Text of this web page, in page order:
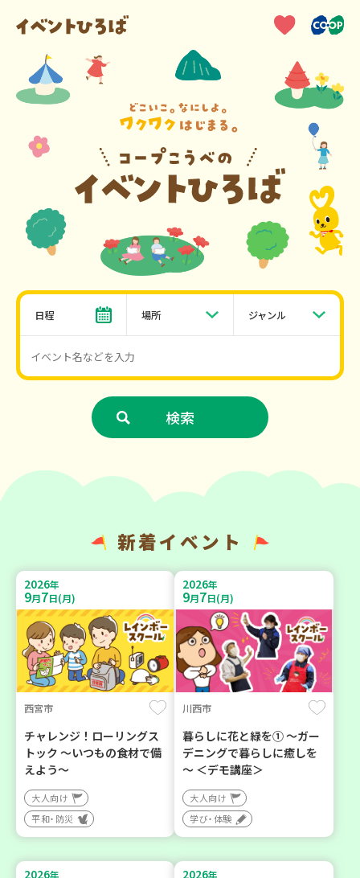
日程 場所 ジャンル
新着イベント
2026年
9月7日(月)
西宮市
チャレンジ！ローリングス
トック ～いつもの食材で備
えよう～
大人向け
平和・防災
2026年
9月7日(月)
川西市
暮らしに花と緑を① ～ガー
デニングで暮らしに癒しを
～ ＜デモ講座＞
大人向け
学び・体験
2026年 2026年